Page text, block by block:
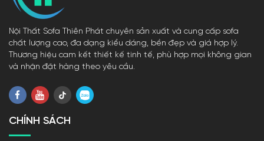
Nội Thất Sofa Thiên Phát chuyên sản xuất và cung cấp sofa
chất lượng cao, đa dạng kiểu dáng, bền đẹp và giá hợp lý.
Thương hiệu cam kết thiết kế tinh tế, phù hợp mọi không gian
và nhận đặt hàng theo yêu cầu.
CHÍNH SÁCH